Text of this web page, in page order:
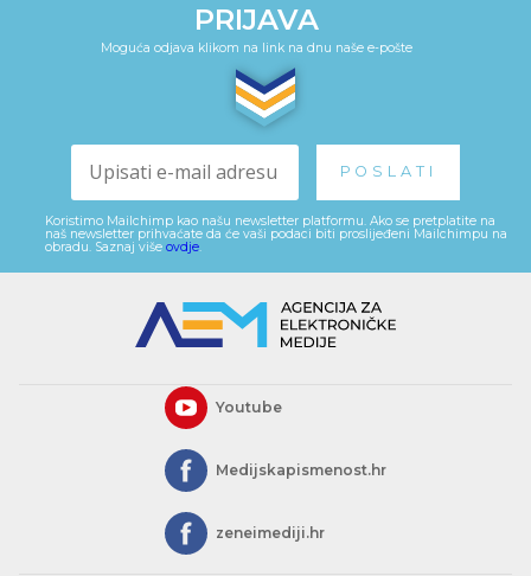
PRIJAVA
Moguća odjava klikom na link na dnu naše e-pošte
Koristimo Mailchimp kao našu newsletter platformu. Ako se pretplatite na
naš newsletter prihvaćate da će vaši podaci biti proslijeđeni Mailchimpu na
obradu. Saznaj više ovdje
Youtube
Medijskapismenost.hr
zeneimediji.hr